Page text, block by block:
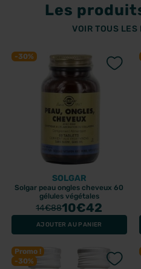
Les
VOIR TOUS LES
-30%
SOLGAR
Solgar peau ongles cheveux 60
gélules végétales
14€8810€42
AJOUTER AU PANIER
Promo !
-30%